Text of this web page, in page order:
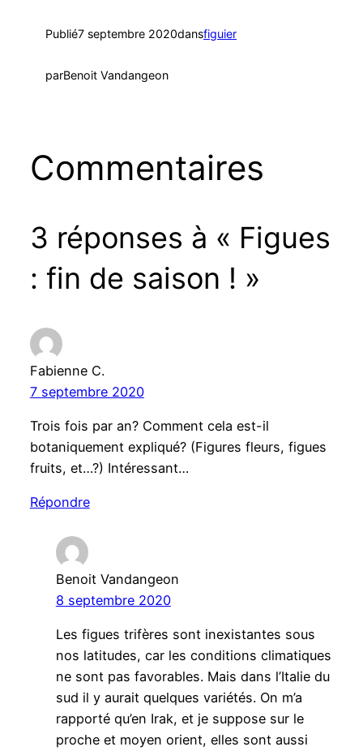
Publié7 septembre 2020dansfiguier
parBenoit Vandangeon
Commentaires
3 réponses à « Figues
: fin de saison ! »
Fabienne C.
7 septembre 2020
Trois fois par an? Comment cela est-il
botaniquement expliqué? (Figures fleurs, figues
fruits, et…?) Intéressant…
Répondre
Benoit Vandangeon
8 septembre 2020
Les figues trifères sont inexistantes sous
nos latitudes, car les conditions climatiques
ne sont pas favorables. Mais dans l’Italie du
sud il y aurait quelques variétés. On m’a
rapporté qu’en Irak, et je suppose sur le
proche et moyen orient, elles sont aussi